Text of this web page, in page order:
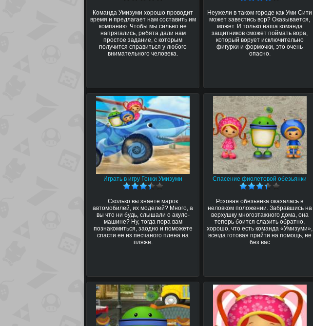
Команда Умизуми хорошо проводит
время и предлагает нам составить им
компанию. Чтобы мы сильно не
напрягались, ребята дали нам
простое задание, с которым
получится справиться у любого
внимательного человека.
Неужели в таком городе как Уми Сити
может завестись вор? Оказывается,
может. И только наша команда
защитников сможет поймать вора,
который ворует исключительно
фигурки и формочки, это очень
опасно.
Играть в игру Гонки Умизуми
Сколько вы знаете марок
автомобилей, их моделей? Много, а
вы что ни будь, слышали о акуло-
машине? Ну, тогда пора вам
познакомиться, заодно и поможете
спасти ее из песчаного плена на
пляже.
Спасение фиолетовой обезьянки
Розовая обезьянка оказалась в
неловком положении. Забравшись на
верхушку многоэтажного дома, она
теперь боится слазить обратно,
хорошо, что есть команда «Умизуми»,
всегда готовая прийти на помощь, не
без вас